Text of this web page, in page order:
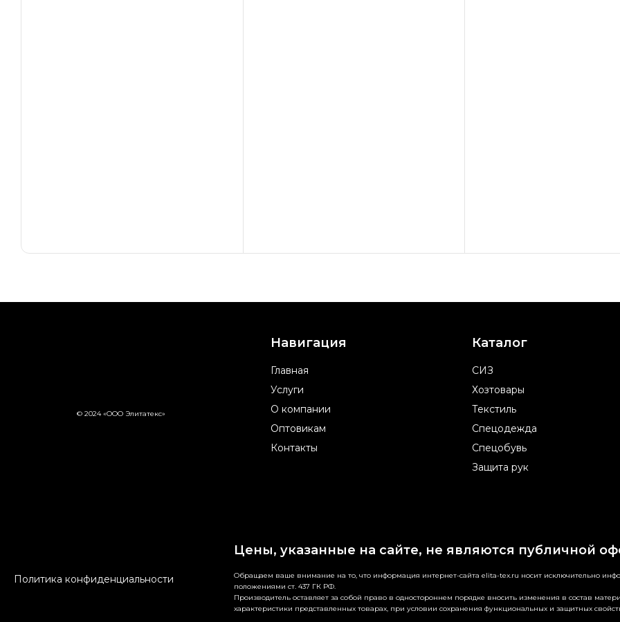
© 2024 «ООО Элитатекс»
Навигация
Главная
Услуги
О компании
Оптовикам
Контакты
Каталог
СИЗ
Хозтовары
Текстиль
Спецодежда
Спецобувь
Защита рук
Политика конфиденциальности
Цены, указанные на сайте, не являются публичной
Обращаем ваше внимание на то, что информация интернет-сайта elita-tex.ru носит исключительно
положениями ст. 437 ГК РФ.
Производитель оставляет за собой право в одностороннем порядке вносить изменения в состав
характеристики представленных товарах, при условии сохранения функциональных и защитных